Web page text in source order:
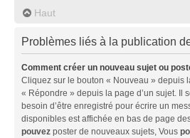
Haut
Problèmes liés à la publication
Comment créer un nouveau sujet ou
Cliquez sur le bouton « Nouveau » depuis
« Répondre » depuis la page d’un sujet. Il
besoin d’être enregistré pour écrire un
disponibles est affichée en bas de page
pouvez poster de nouveaux sujets, Vous